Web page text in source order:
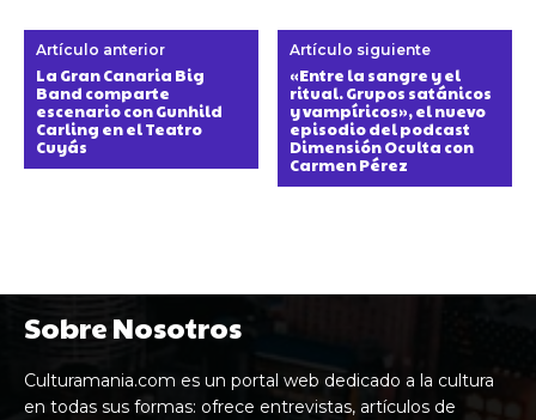
Artículo anterior
La Gran Canaria Big
Band comparte
escenario con Gunhild
Carling en el Teatro
Cuyás
Artículo siguiente
«Entre la sangre y el
ritual. Grupos satánicos
y vampíricos», el nuevo
episodio del podcast
Dimensión Oculta con
Carmen Pérez
Sobre Nosotros
Culturamania.com es un portal web dedicado a la cultura
en todas sus formas: ofrece entrevistas, artículos de